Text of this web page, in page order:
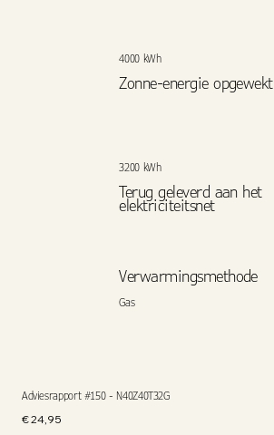
4000 kWh
Zonne-energie opgewekt
3200 kWh
Terug geleverd aan het
elektriciteitsnet
Gas
Verwarmingsmethode
Adviesrapport #150 - N40Z40T32G
Prijs
€ 24,95